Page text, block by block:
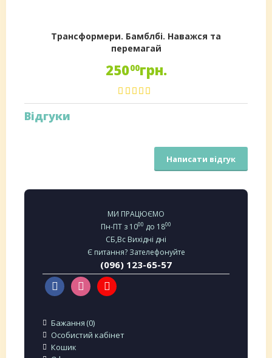
Трансформери. Бамблбі. Наважся та
перемагай
25000грн.
Відгуки
Написати відгук
МИ ПРАЦЮЄМО
Пн-ПТ з 1000 до 1800
СБ,Вс Вихідні дні
Є питання? Зателефонуйте
(096) 123-65-57
Бажання 0
Особистий кабінет
Кошик